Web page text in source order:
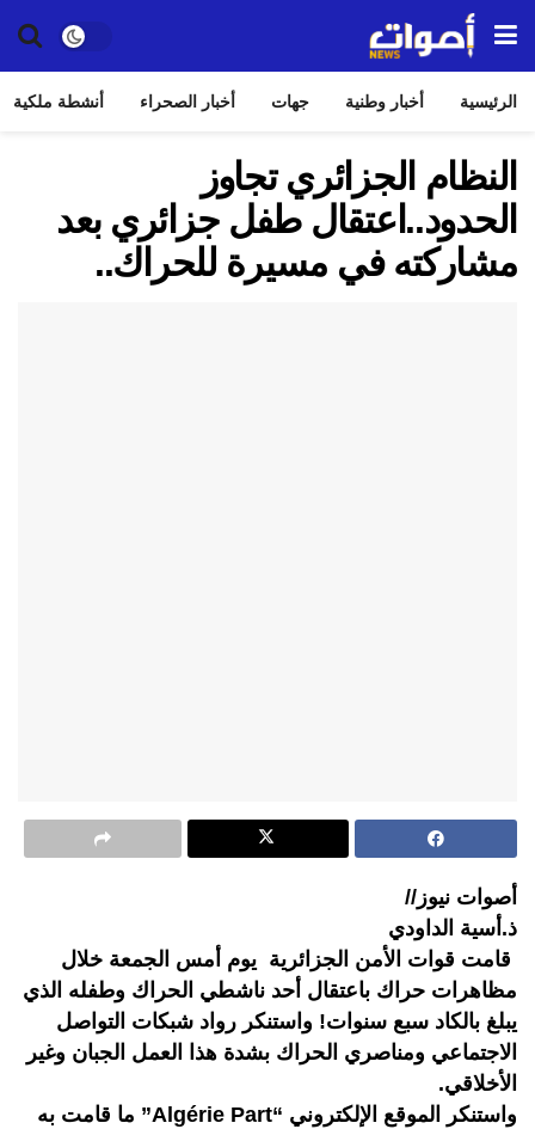
الرئيسية أخبار وطنية جهات أخبار الصحراء أنشطة ملكية
النظام الجزائري تجاوز
الحدود..اعتقال طفل جزائري بعد
مشاركته في مسيرة للحراك..
أصوات نيوز//
ذ.أسية الداودي
قامت قوات الأمن الجزائرية يوم أمس الجمعة خلال
مظاهرات حراك باعتقال أحد ناشطي الحراك وطفله الذي
يبلغ بالكاد سبع سنوات! واستنكر رواد شبكات التواصل
الاجتماعي ومناصري الحراك بشدة هذا العمل الجبان وغير
الأخلاقي.
واستنكر الموقع الإلكتروني “Algérie Part” ما قامت به